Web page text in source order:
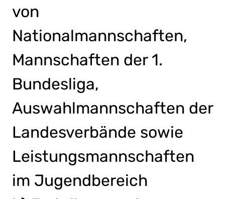
von
Nationalmannschaften,
Mannschaften der 1.
Bundesliga,
Auswahlmannschaften der
Landesverbände sowie
Leistungsmannschaften
im Jugendbereich